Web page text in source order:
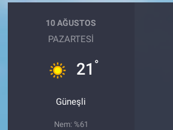
10 AĞUSTOS
PAZARTESI
21 °
Güneşli
Nem: %61